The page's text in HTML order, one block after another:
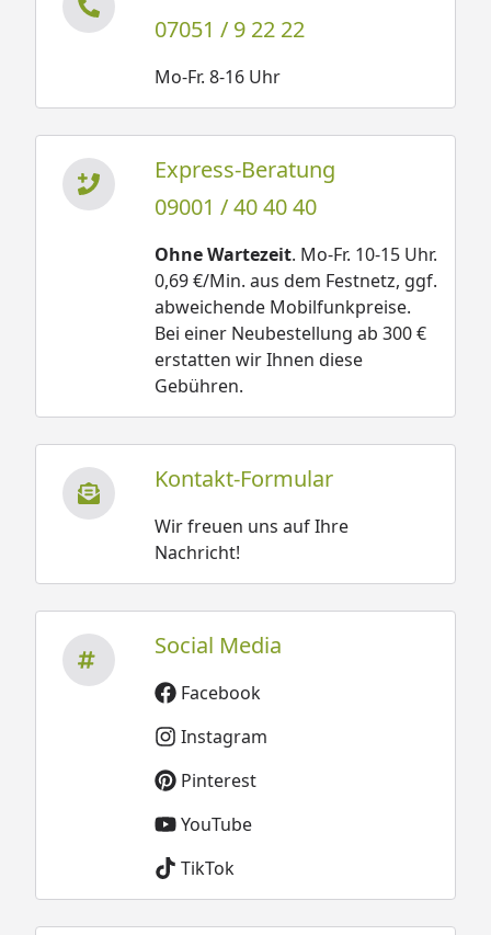
07051 / 9 22 22
Mo-Fr. 8-16 Uhr
Express-Beratung
09001 / 40 40 40
Ohne Wartezeit. Mo-Fr. 10-15 Uhr.
0,69 €/Min. aus dem Festnetz, ggf.
abweichende Mobilfunkpreise.
Bei einer Neubestellung ab 300 €
erstatten wir Ihnen diese
Gebühren.
Kontakt-Formular
Wir freuen uns auf Ihre
Nachricht!
Social Media
Facebook
Instagram
Pinterest
YouTube
TikTok